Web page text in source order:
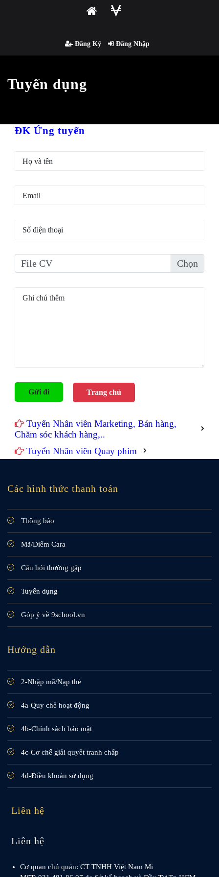
Đăng Ký Đăng Nhập
Tuyển dụng
ĐK Ứng tuyển
File CV
Gửi đi Trang chủ
Tuyển Nhân viên Marketing, Bán hàng,
Chăm sóc khách hàng,..
Tuyển Nhân viên Quay phim
Các hình thức thanh toán
Thông báo
Mã/Điểm Cara
Câu hỏi thường gặp
Tuyển dụng
Góp ý về 9school.vn
Hướng dẫn
2-Nhập mã/Nạp thẻ
4a-Quy chế hoạt động
4b-Chính sách bảo mật
4c-Cơ chế giải quyết tranh chấp
4d-Điều khoản sử dụng
Liên hệ
Liên hệ
Cơ quan chủ quản: CT TNHH Việt Nam Mi